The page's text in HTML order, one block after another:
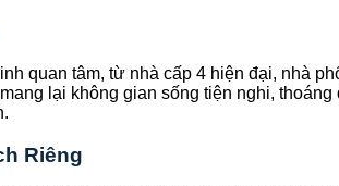
quan tâm, từ nhà cấp 4 hiện đại, nhà
lại không gian sống tiện nghi,
Riêng